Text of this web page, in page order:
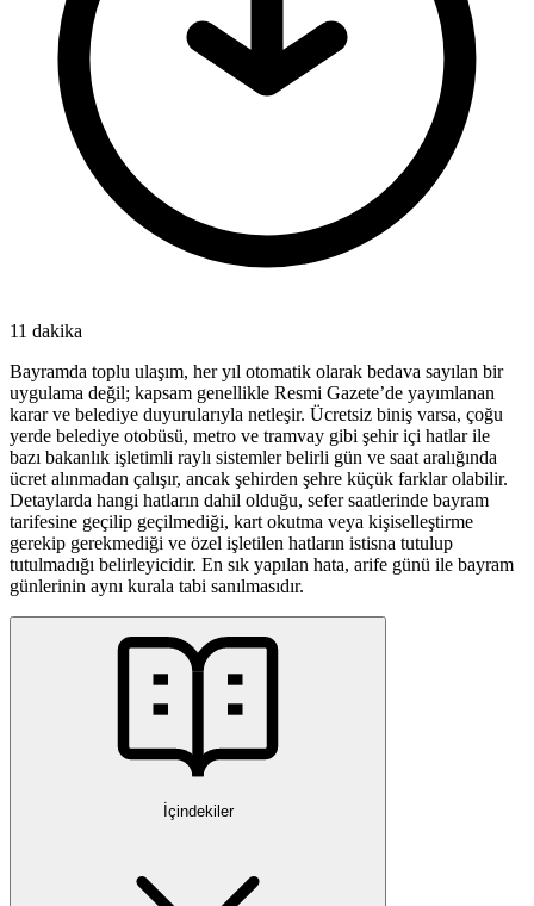
11 dakika
Bayramda toplu ulaşım, her yıl otomatik olarak bedava sayılan bir
uygulama değil; kapsam genellikle Resmi Gazete’de yayımlanan
karar ve belediye duyurularıyla netleşir. Ücretsiz biniş varsa, çoğu
yerde belediye otobüsü, metro ve tramvay gibi şehir içi hatlar ile
bazı bakanlık işletimli raylı sistemler belirli gün ve saat aralığında
ücret alınmadan çalışır, ancak şehirden şehre küçük farklar olabilir.
Detaylarda hangi hatların dahil olduğu, sefer saatlerinde bayram
tarifesine geçilip geçilmediği, kart okutma veya kişiselleştirme
gerekip gerekmediği ve özel işletilen hatların istisna tutulup
tutulmadığı belirleyicidir. En sık yapılan hata, arife günü ile bayram
günlerinin aynı kurala tabi sanılmasıdır.
İçindekiler